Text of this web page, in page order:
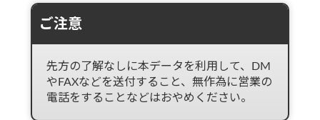
ご注意
先方の了解なしに本データを利用して、DM
やFAXなどを送付すること、無作為に営業の
電話をすることなどはおやめください。